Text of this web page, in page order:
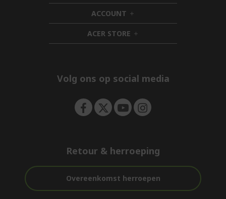
d
e
n
i
d
d
e
n
ACCOUNT h
i
d
d
ACER STORE h
i
e
Volg ons op social media
Retour & herroeping
Overeenkomst herroepen